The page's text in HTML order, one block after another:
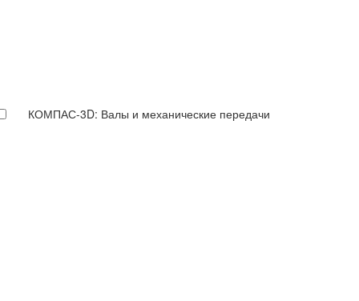
КОМПАС-3D: Валы и механические передачи